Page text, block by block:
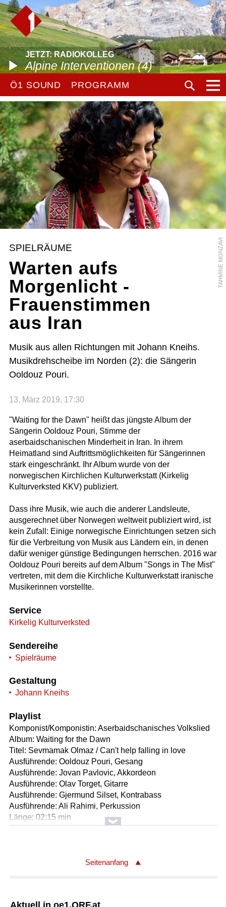
JETZT: RADIOKOLLEG
Alpine Interventionen (4)
Ö1 SOUND PROGRAMM
TAHMINE MONZAVI
SPIELRÄUME
Warten aufs
Morgenlicht -
Frauenstimmen
aus Iran
Musik aus allen Richtungen mit Johann Kneihs.
Musikdrehscheibe im Norden (2): die Sängerin
Ooldouz Pouri.
13. März 2019, 17:30
"Waiting for the Dawn" heißt das jüngste Album der
Sängerin Ooldouz Pouri, Stimme der
aserbaidschanischen Minderheit in Iran. In ihrem
Heimatland sind Auftrittsmöglichkeiten für Sängerinnen
stark eingeschränkt. Ihr Album wurde von der
norwegischen Kirchlichen Kulturwerkstatt (Kirkelig
Kulturverksted KKV) publiziert.
Dass ihre Musik, wie auch die anderer Landsleute,
ausgerechnet über Norwegen weltweit publiziert wird, ist
kein Zufall: Einige norwegische Einrichtungen setzen sich
für die Verbreitung von Musik aus Ländern ein, in denen
dafür weniger günstige Bedingungen herrschen. 2016 war
Ooldouz Pouri bereits auf dem Album "Songs in The Mist"
vertreten, mit dem die Kirchliche Kulturwerkstatt iranische
Musikerinnen vorstellte.
Service
Kirkelig Kulturverksted
Sendereihe
Spielräume
Gestaltung
Johann Kneihs
Playlist
Komponist/Komponistin: Aserbaidschanisches Volkslied
Album: Waiting for the Dawn
Titel: Sevmamak Olmaz / Can't help falling in love
Ausführende: Ooldouz Pouri, Gesang
Ausführende: Jovan Pavlovic, Akkordeon
Ausführende: Olav Torget, Gitarre
Ausführende: Gjermund Silset, Kontrabass
Ausführende: Ali Rahimi, Perkussion
Länge: 02:15 min
Label: Kirkelig Kulturverksted FXCD 455
Textdichter/Textdichterin, Textquelle: Rasul Reza
Seitenanfang
Aktuell in oe1.ORF.at